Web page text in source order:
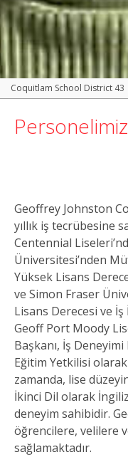
Coquitlam School District 43
Personelimiz
Geoffrey Johnston
yıllık iş tecrübesine
Centennial
Üniversitesi’nden
Yüksek Lisans
ve Simon Fraser
Lisans Derecesi ve İş
Geoff Port Moody
Başkanı, İş
Eğitim Yetkilisi olarak
zamanda, lise
İkinci Dil olarak
deneyim sahibidir.
öğrencilere, velilere
sağlamaktadır.